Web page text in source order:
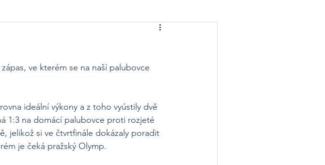
ve kterém se na naší palubovce
ideální výkony a z toho vyústily dvě
1:3 na domácí palubovce proti rozjeté
jelikož si ve čtvrtfinále dokázaly poradit
je čeká pražský Olymp.